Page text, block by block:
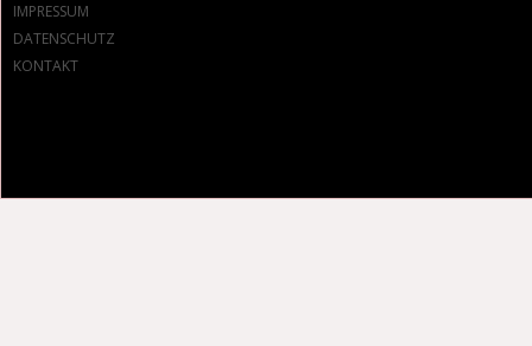
IMPRESSUM
DATENSCHUTZ
KONTAKT